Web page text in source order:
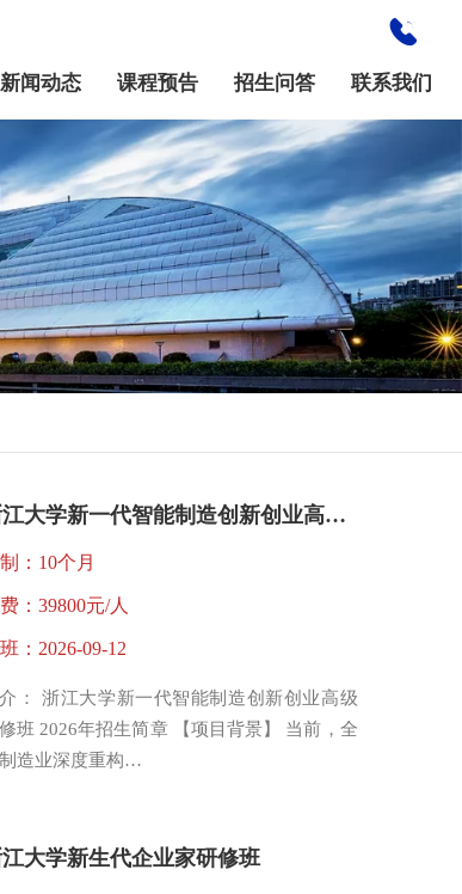
新闻动态 课程预告 招生问答 联系我们
浙江大学新一代智能制造创新创业高级研修班
：10个月
：39800元/人
：2026-09-12
： 浙江大学新一代智能制造创新创业高级
班 2026年招生简章 【项目背景】 当前，全
造业深度重构…
大学新生代企业家研修班